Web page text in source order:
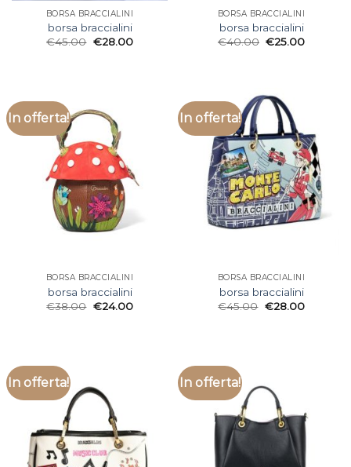
BORSA BRACCIALINI
borsa braccialini
€45.00 €28.00
BORSA BRACCIALINI
borsa braccialini
€40.00 €25.00
In offerta!
BORSA BRACCIALINI
borsa braccialini
€38.00 €24.00
In offerta!
BORSA BRACCIALINI
borsa braccialini
€45.00 €28.00
In offerta! In offerta!